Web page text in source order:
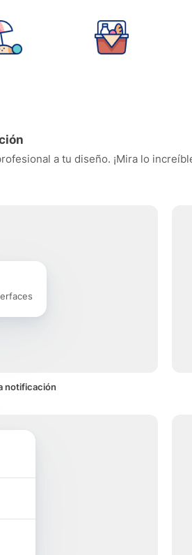
a tu diseño. ¡Mira lo
notificación